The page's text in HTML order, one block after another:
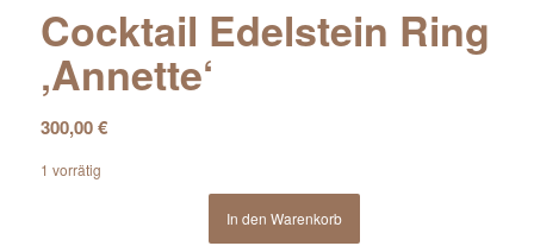
Cocktail Edelstein Ring
‚Annette‘
300,00€
1 vorrätig
In den Warenkorb